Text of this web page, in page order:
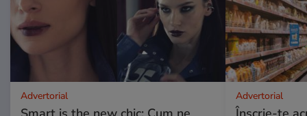
Advertorial Advertorial